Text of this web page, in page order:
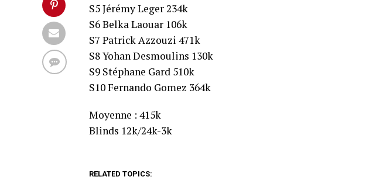
S5 Jérémy Leger 234k
S6 Belka Laouar 106k
S7 Patrick Azzouzi 471k
S8 Yohan Desmoulins 130k
S9 Stéphane Gard 510k
S10 Fernando Gomez 364k
Moyenne : 415k
Blinds 12k/24k-3k
RELATED TOPICS: